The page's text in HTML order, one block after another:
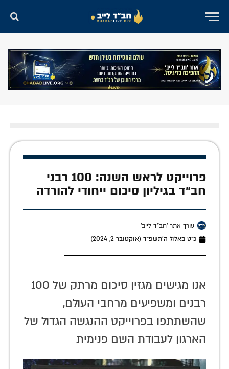
פרוייקט לראש השנה: 100 רבני
חב"ד בגיליון סיכום ייחודי להורדה
עורך אתר 'חב"ד לייב'
כ״ט באלול ה׳תשפ״ד (אוקטובר 2, 2024)
אנו מגישים מגזין סיכום מרתק של 100
רבנים ומשפיעים מרחבי העולם,
שהשתתפו בפרוייקט ההנגשה הגדול של
הארגון לעבודת השם פנימית